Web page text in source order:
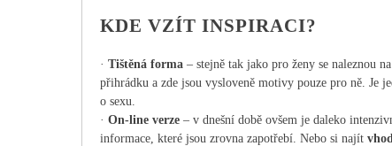
KDE VZÍT INSPIRACI?
· Tištěná forma – stejně tak jako pro ženy se naleznou
přihrádku a zde jsou vysloveně motivy pouze pro ně. Je
o sexu.
· On-line verze – v dnešní době ovšem je daleko
informace, které jsou zrovna zapotřebí. Nebo si najít